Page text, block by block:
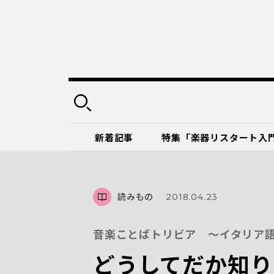
新着記事 特集「楽器リスタート入
読みもの 2018.04.23
音楽ことばトリビア ～イタリア
どうしてだか知